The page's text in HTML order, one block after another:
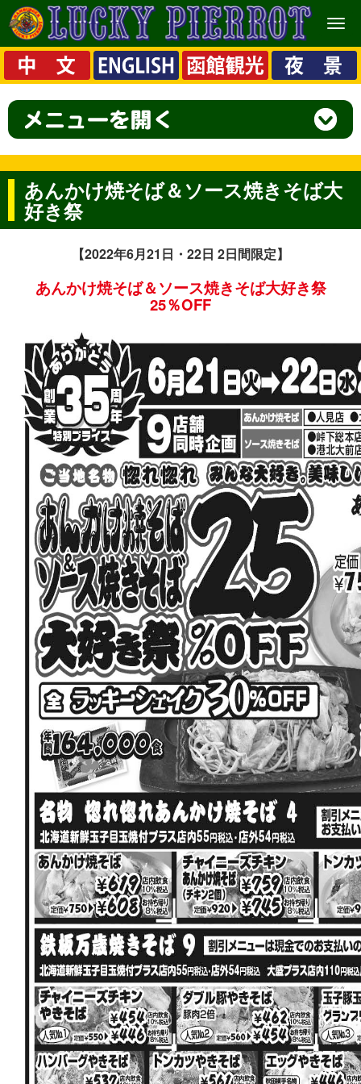
メ
ニ
ュ
ー
あんかけ焼そば＆ソース焼きそば大
好き祭
【2022年6月21日・22日 2日間限定】
あんかけ焼そば＆ソース焼きそば大好き祭
25％OFF